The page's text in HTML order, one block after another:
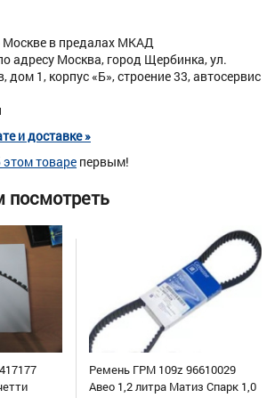
Москве в предалах МКАД
адресу Москва, город Щербинка, ул.
дом 1, корпус «Б», строение 33, автосервис
и доставке »
товаре первым!
посмотреть
Ремень ГРМ 109z 96610029
Авео 1,2 литра Матиз Спарк 1,0